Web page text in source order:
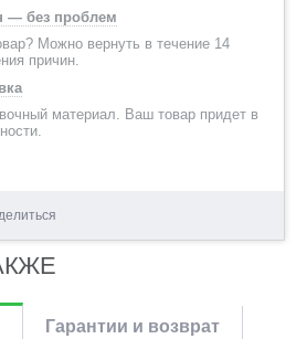
— без проблем
Можно вернуть в течение 14
причин.
материал. Ваш товар придет в
Гарантии и возврат